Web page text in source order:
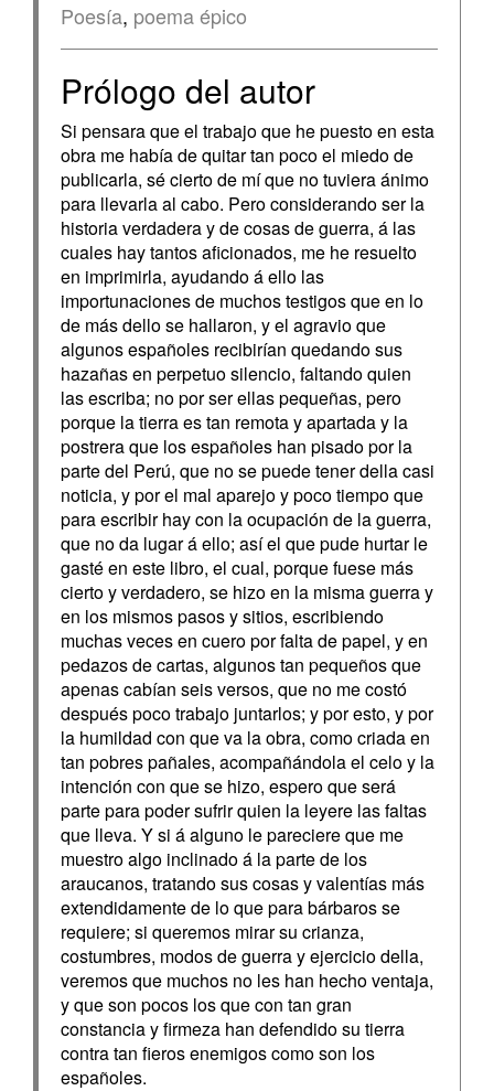
Poesía, poema épico
Prólogo del autor
Si pensara que el trabajo que he puesto en esta
obra me había de quitar tan poco el miedo de
publicarla, sé cierto de mí que no tuviera ánimo
para llevarla al cabo. Pero considerando ser la
historia verdadera y de cosas de guerra, á las
cuales hay tantos aficionados, me he resuelto
en imprimirla, ayudando á ello las
importunaciones de muchos testigos que en lo
de más dello se hallaron, y el agravio que
algunos españoles recibirían quedando sus
hazañas en perpetuo silencio, faltando quien
las escriba; no por ser ellas pequeñas, pero
porque la tierra es tan remota y apartada y la
postrera que los españoles han pisado por la
parte del Perú, que no se puede tener della casi
noticia, y por el mal aparejo y poco tiempo que
para escribir hay con la ocupación de la guerra,
que no da lugar á ello; así el que pude hurtar le
gasté en este libro, el cual, porque fuese más
cierto y verdadero, se hizo en la misma guerra y
en los mismos pasos y sitios, escribiendo
muchas veces en cuero por falta de papel, y en
pedazos de cartas, algunos tan pequeños que
apenas cabían seis versos, que no me costó
después poco trabajo juntarlos; y por esto, y por
la humildad con que va la obra, como criada en
tan pobres pañales, acompañándola el celo y la
intención con que se hizo, espero que será
parte para poder sufrir quien la leyere las faltas
que lleva. Y si á alguno le pareciere que me
muestro algo inclinado á la parte de los
araucanos, tratando sus cosas y valentías más
extendidamente de lo que para bárbaros se
requiere; si queremos mirar su crianza,
costumbres, modos de guerra y ejercicio della,
veremos que muchos no les han hecho ventaja,
y que son pocos los que con tan gran
constancia y firmeza han defendido su tierra
contra tan fieros enemigos como son los
españoles.